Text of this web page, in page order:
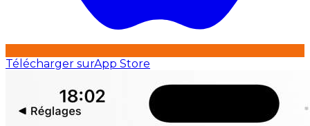
Télécharger surApp Store